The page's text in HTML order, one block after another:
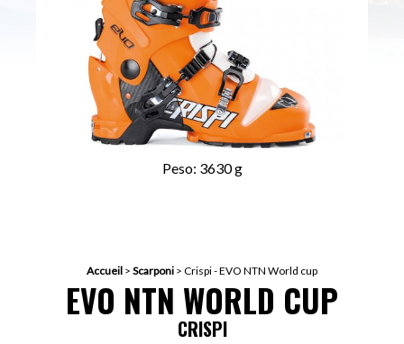
Peso: 3630 g
Accueil > Scarponi > Crispi - EVO NTN World cup
EVO NTN WORLD CUP
CRISPI